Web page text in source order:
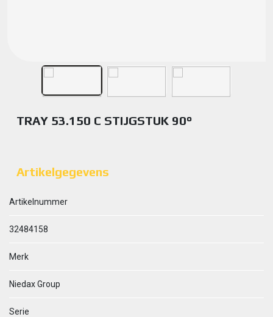
TRAY 53.150 C STIJGSTUK 90°
Artikelgegevens
Artikelnummer
32484158
Merk
Niedax Group
Serie